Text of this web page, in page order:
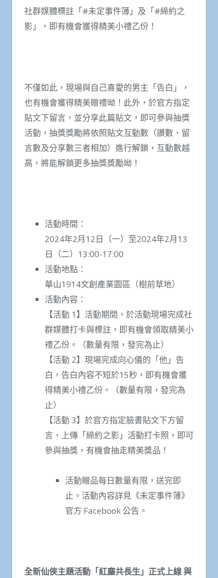
社群媒體標註「#未定事件簿」及「#締約之
影」，即有機會獲得精美小禮乙份！
不僅如此，現場與自己喜愛的男主「告白」，
也有機會獲得精美贈禮呦！此外，於官方指定
貼文下留言，並分享此篇貼文，即可參與抽獎
活動，抽獎獎勵將依照貼文互動數（讚數、留
言數及分享數三者相加）進行解鎖，互動數越
高，將能解鎖更多抽獎獎勵呦！
活動時間：
2024年2月12日（一）至2024年2月13
日（二）13:00-17:00
活動地點：
華山1914文創產業園區（樹前草地）
活動內容：
【活動 1】活動期間，於活動現場完成社
群媒體打卡與標註，即有機會領取精美小
禮乙份。（數量有限，發完為止）
【活動 2】現場完成向心儀的「他」告
白，告白內容不短於15秒，即有機會獲
得精美小禮乙份。（數量有限，發完為
止）
【活動 3】於官方指定臉書貼文下方留
言，上傳「締約之影」活動打卡照，即可
參與抽獎，有機會抽走精美獎品！
活動贈品每日數量有限，送完即
止。活動內容詳見《未定事件簿》
官方 Facebook 公告。
全新仙俠主題活動「紅塵共長生」正式上線 與